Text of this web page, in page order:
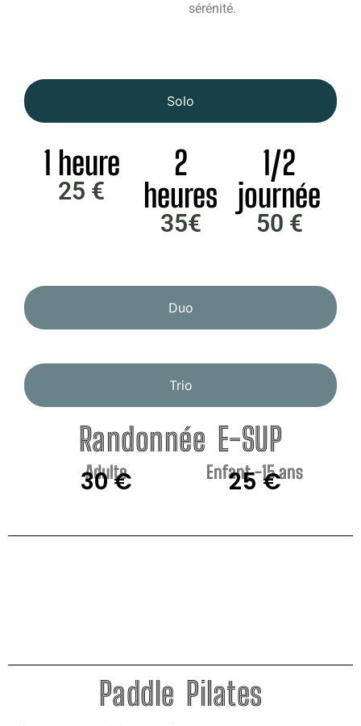
sérénité.
Solo
Duo
Trio
1 heure
25 €
2
heures
35€
1/2
journée
50 €
Randonnée E-SUP
Adulte Enfant -15 ans
30 € 25 €
Paddle Pilates